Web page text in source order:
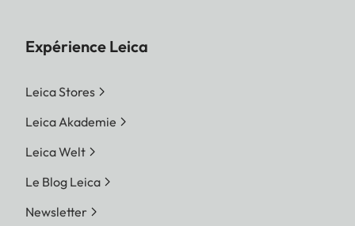
Expérience Leica
Leica Stores
Leica Akademie
Leica Welt
Le Blog Leica
Newsletter